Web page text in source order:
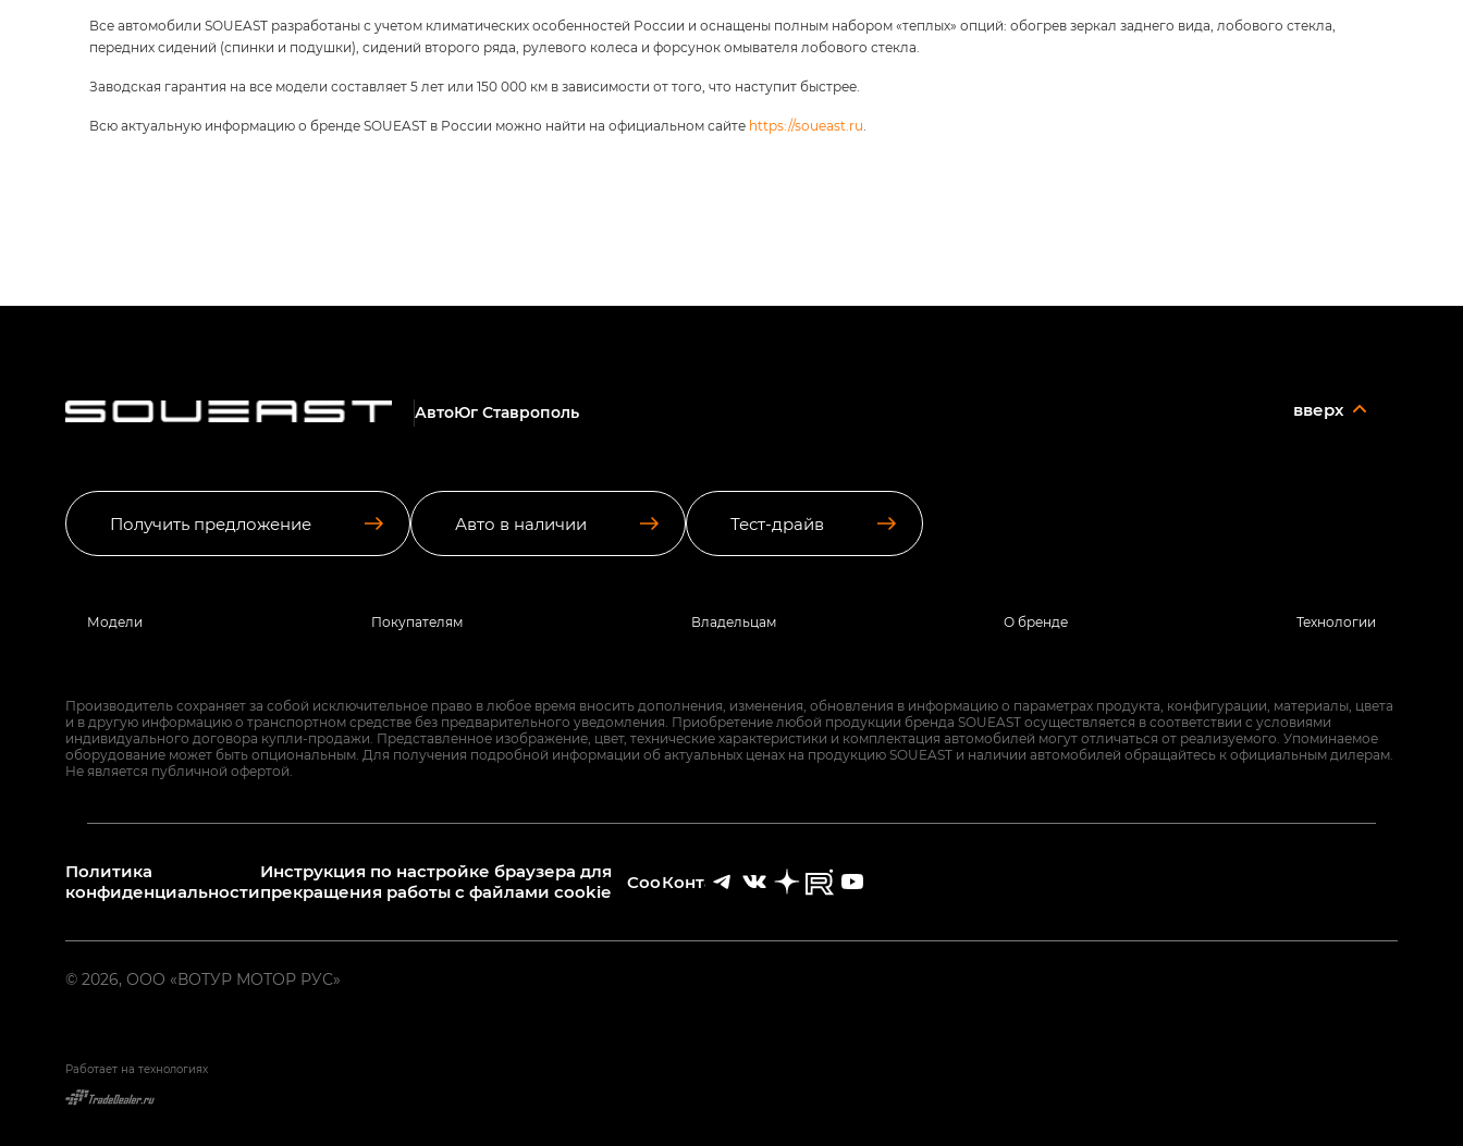
Все автомобили SOUEAST разработаны с учетом климатических особенностей России и оснащены полным набором «теплых» опций: обогрев зеркал заднего вида, лобового стекла,
передних сидений (спинки и подушки), сидений второго ряда, рулевого колеса и форсунок омывателя лобового стекла.
Заводская гарантия на все модели составляет 5 лет или 150 000 км в зависимости от того, что наступит быстрее.
Всю актуальную информацию о бренде SOUEAST в России можно найти на официальном сайте https://soueast.ru
Получить предложение Авто в наличии Тест-драйв
вверх
АвтоЮг Ставрополь
Модели Покупателям Владельцам О бренде Технологии
Производитель сохраняет за собой исключительное право в любое время вносить дополнения, изменения, обновления в информацию о параметрах продукта, конфигурации, материалы, цвета
и в другую информацию о транспортном средстве без предварительного уведомления. Приобретение любой продукции бренда SOUEAST осуществляется в соответствии с условиями
индивидуального договора купли-продажи. Представленное изображение, цвет, технические характеристики и комплектация автомобилей могут отличаться от реализуемого. Упоминаемое
оборудование может быть опциональным. Для получения подробной информации об актуальных ценах на продукцию SOUEAST и наличии автомобилей обращайтесь к официальным дилерам.
Не является публичной офертой.
© 2026, ООО «ВОТУР МОТОР РУС»
Политика
конфиденциальности
Инструкция по настройке браузера для
прекращения работы с файлами cookie
CookiesКонтакты
Работает на технологиях